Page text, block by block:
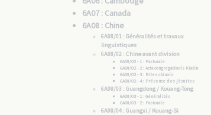
6A07 : Canada
6A08 : Chine
6A08/01 : Généralités et travaux
linguistiques
6A08/02 : Chine avant division
6A08/02 - 1 : Pastorale
6A08/02 - 2 : Acta congregationis Kiatin
6A08/02 - 3 : Rites chinois
6A08/02 - 4 : Présence des jésuites
6A08/03 : Guangdong / Kouang-Tong
6A08/03 - 1 : Généralités
6A08/03 - 2 : Pastorale
6A08/04 : Guangxi / Kouang-Si